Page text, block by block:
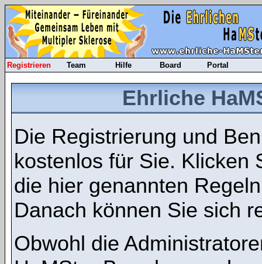
Registrieren Team Hilfe Board Portal
Ehrliche
Die Registrierung und
kostenlos für Sie. Klicken
die hier genannten
Danach können Sie sich
Obwohl die